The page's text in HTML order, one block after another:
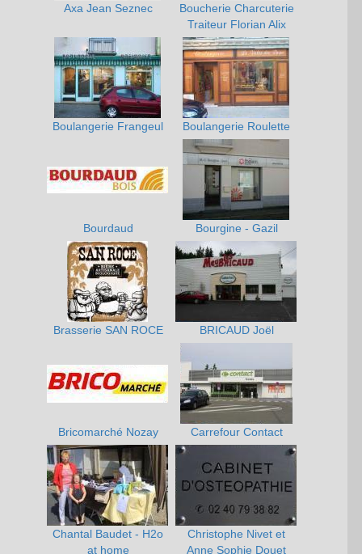
Axa Jean Seznec
Boucherie Charcuterie
Traiteur Florian Alix
Boulangerie Frangeul Boulangerie Roulette
Bourdaud Bourgine - Gazil
Brasserie SAN ROCE BRICAUD Joël
Bricomarché Nozay Carrefour Contact
Chantal Baudet - H2o
at home
Christophe Nivet et
Anne Sophie Douet